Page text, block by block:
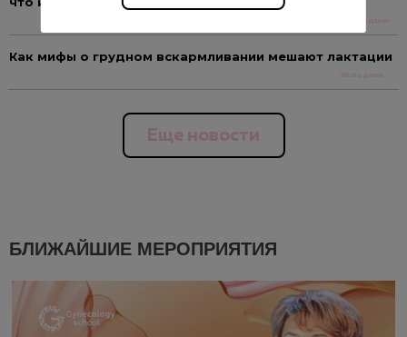
Читать далее
Как мифы о грудном вскармливании мешают лактации
Читать далее
Еще новости
БЛИЖАЙШИЕ МЕРОПРИЯТИЯ